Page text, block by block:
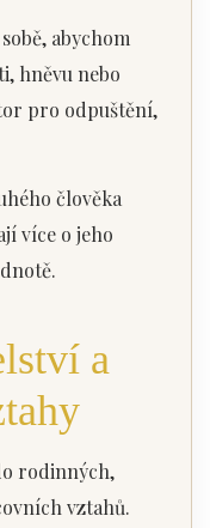
abychom
hněvu nebo
pro odpuštění,
člověka
více o jeho
a
rodinných,
vztahů.